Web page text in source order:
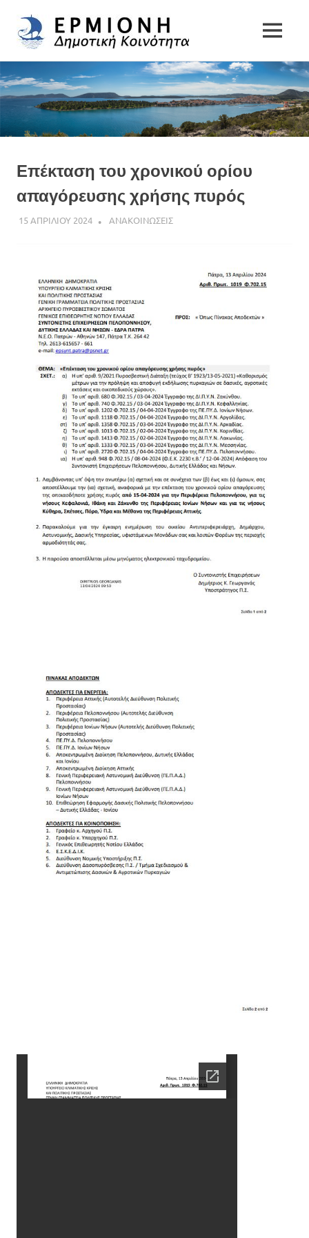
to
content
Δημοτική
Κοινότητα
Ερμιόνης
MENU
Επέκταση του χρονικού ορίου
απαγόρευσης χρήσης πυρός
15 ΑΠΡΙΛΙΟΥ 2024 DK ERMIONIS
ΑΝΑΚΟΙΝΩΣΕΙΣ